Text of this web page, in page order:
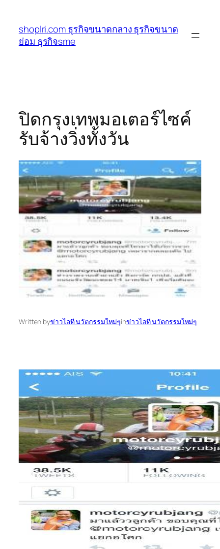
เนื้อหา
shoplri.com ธุรกิจขนาดกลาง ธุรกิจขนาด
ย่อม ธุรกิจsme
ปิดกรุงเทพมอเตอร์ไซค์
รับจ้างวิ่งทั้งวัน
Written byข่าวไอที นวัตกรรมใหม่ๆinข่าวไอที นวัตกรรมใหม่ๆ